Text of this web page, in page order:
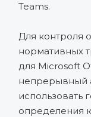
Teams.
Для контроля
нормативных
для Microsoft
непрерывный
использовать
определения